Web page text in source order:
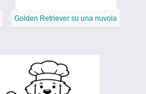
Golden Retriever su una nuvola